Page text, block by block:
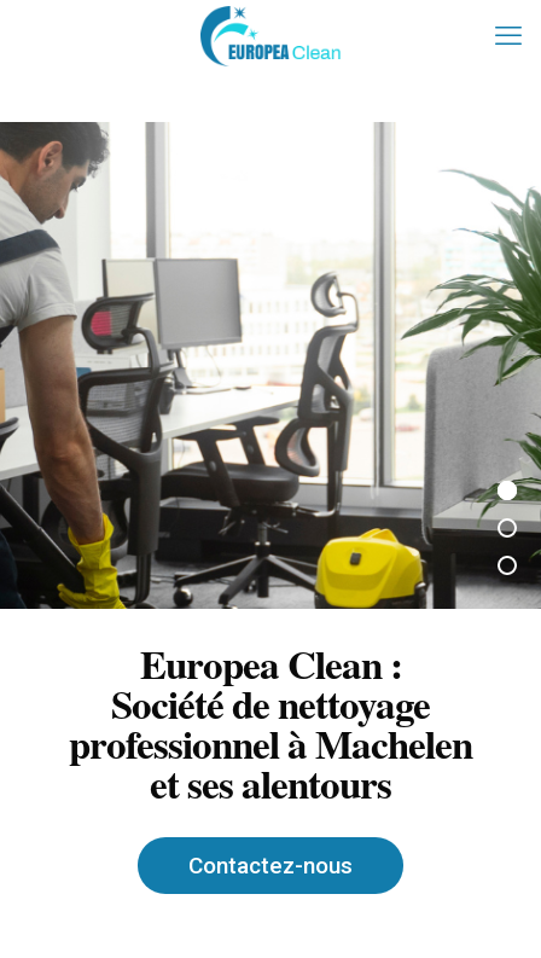
Europea Clean :
Société de nettoyage
professionnel à Machelen
et ses alentours
Contactez-nous